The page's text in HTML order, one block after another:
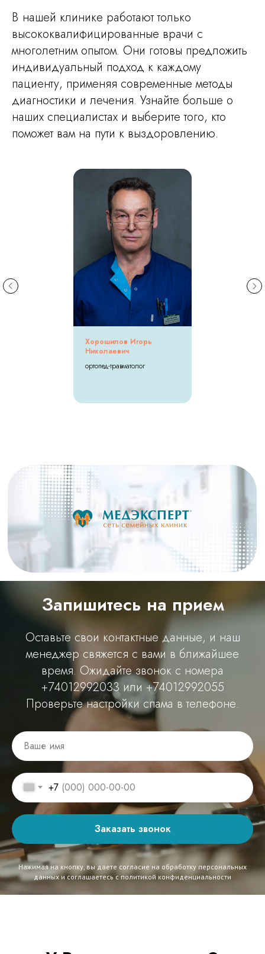
В нашей клинике работают только
высококвалифицированные врачи с
многолетним опытом. Они готовы предложить
индивидуальный подход к каждому
пациенту, применяя современные методы
диагностики и лечения. Узнайте больше о
наших специалистах и выберите того, кто
поможет вам на пути к выздоровлению.
Хорошилов Игорь
Николаевич
ортопед-травматолог
Запишитесь на прием
Оставьте свои контактные данные, и наш
менеджер свяжется с вами в ближайшее
время. Ожидайте звонок с номера
+74012992033 или +74012992055
Проверьте настройки спама в телефоне.
+7
Заказать звонок
Нажимая на кнопку, вы даете согласие на обработку персональных
данных и соглашаетесь c политикой конфиденциальности